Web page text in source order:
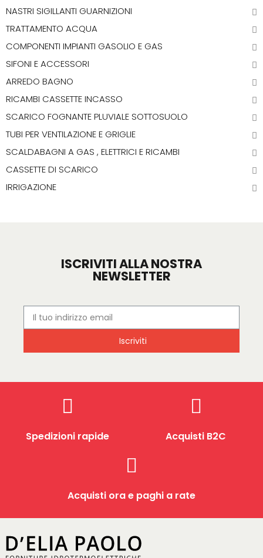
NASTRI SIGILLANTI GUARNIZIONI
TRATTAMENTO ACQUA
COMPONENTI IMPIANTI GASOLIO E GAS
SIFONI E ACCESSORI
ARREDO BAGNO
RICAMBI CASSETTE INCASSO
SCARICO FOGNANTE PLUVIALE SOTTOSUOLO
TUBI PER VENTILAZIONE E GRIGLIE
SCALDABAGNI A GAS , ELETTRICI E RICAMBI
CASSETTE DI SCARICO
IRRIGAZIONE
ISCRIVITI ALLA NOSTRA
NEWSLETTER
Iscriviti
Spedizioni rapide Acquisti B2C
Acquisti ora e paghi a rate